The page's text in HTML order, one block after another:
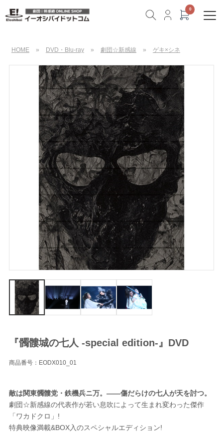
HOME » DVD・Blu-ray » 劇団☆新感線 » ゲキ×シネ
『髑髏城の七人 -special edition-』DVD
商品番号：EODX010_01
敵は関東髑髏党・鉄機兵ニ万。――傷だらけの七人が天を討つ。
劇団☆新感線の代表作が若い息吹によって生まれ変わった傑作
「ワカドクロ」!
特典映像満載&BOX入のスペシャルエディション!